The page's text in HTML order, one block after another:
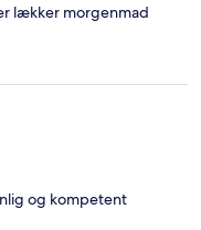
lækker morgenmad
og kompetent